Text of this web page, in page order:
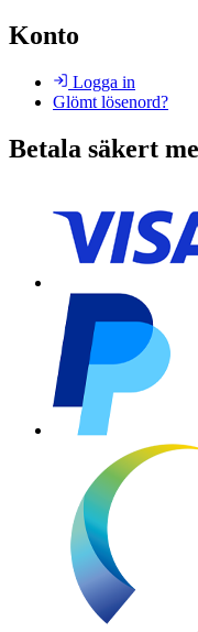
Konto
Logga in
Glömt lösenord?
Betala säkert